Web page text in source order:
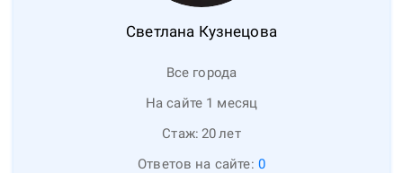
Светлана Кузнецова
Все города
На сайте 1 месяц
Стаж: 20лет
Ответов на сайте: 0